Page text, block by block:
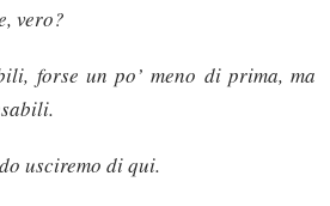
vero?
forse un po’ meno di prima, ma
usciremo di qui.